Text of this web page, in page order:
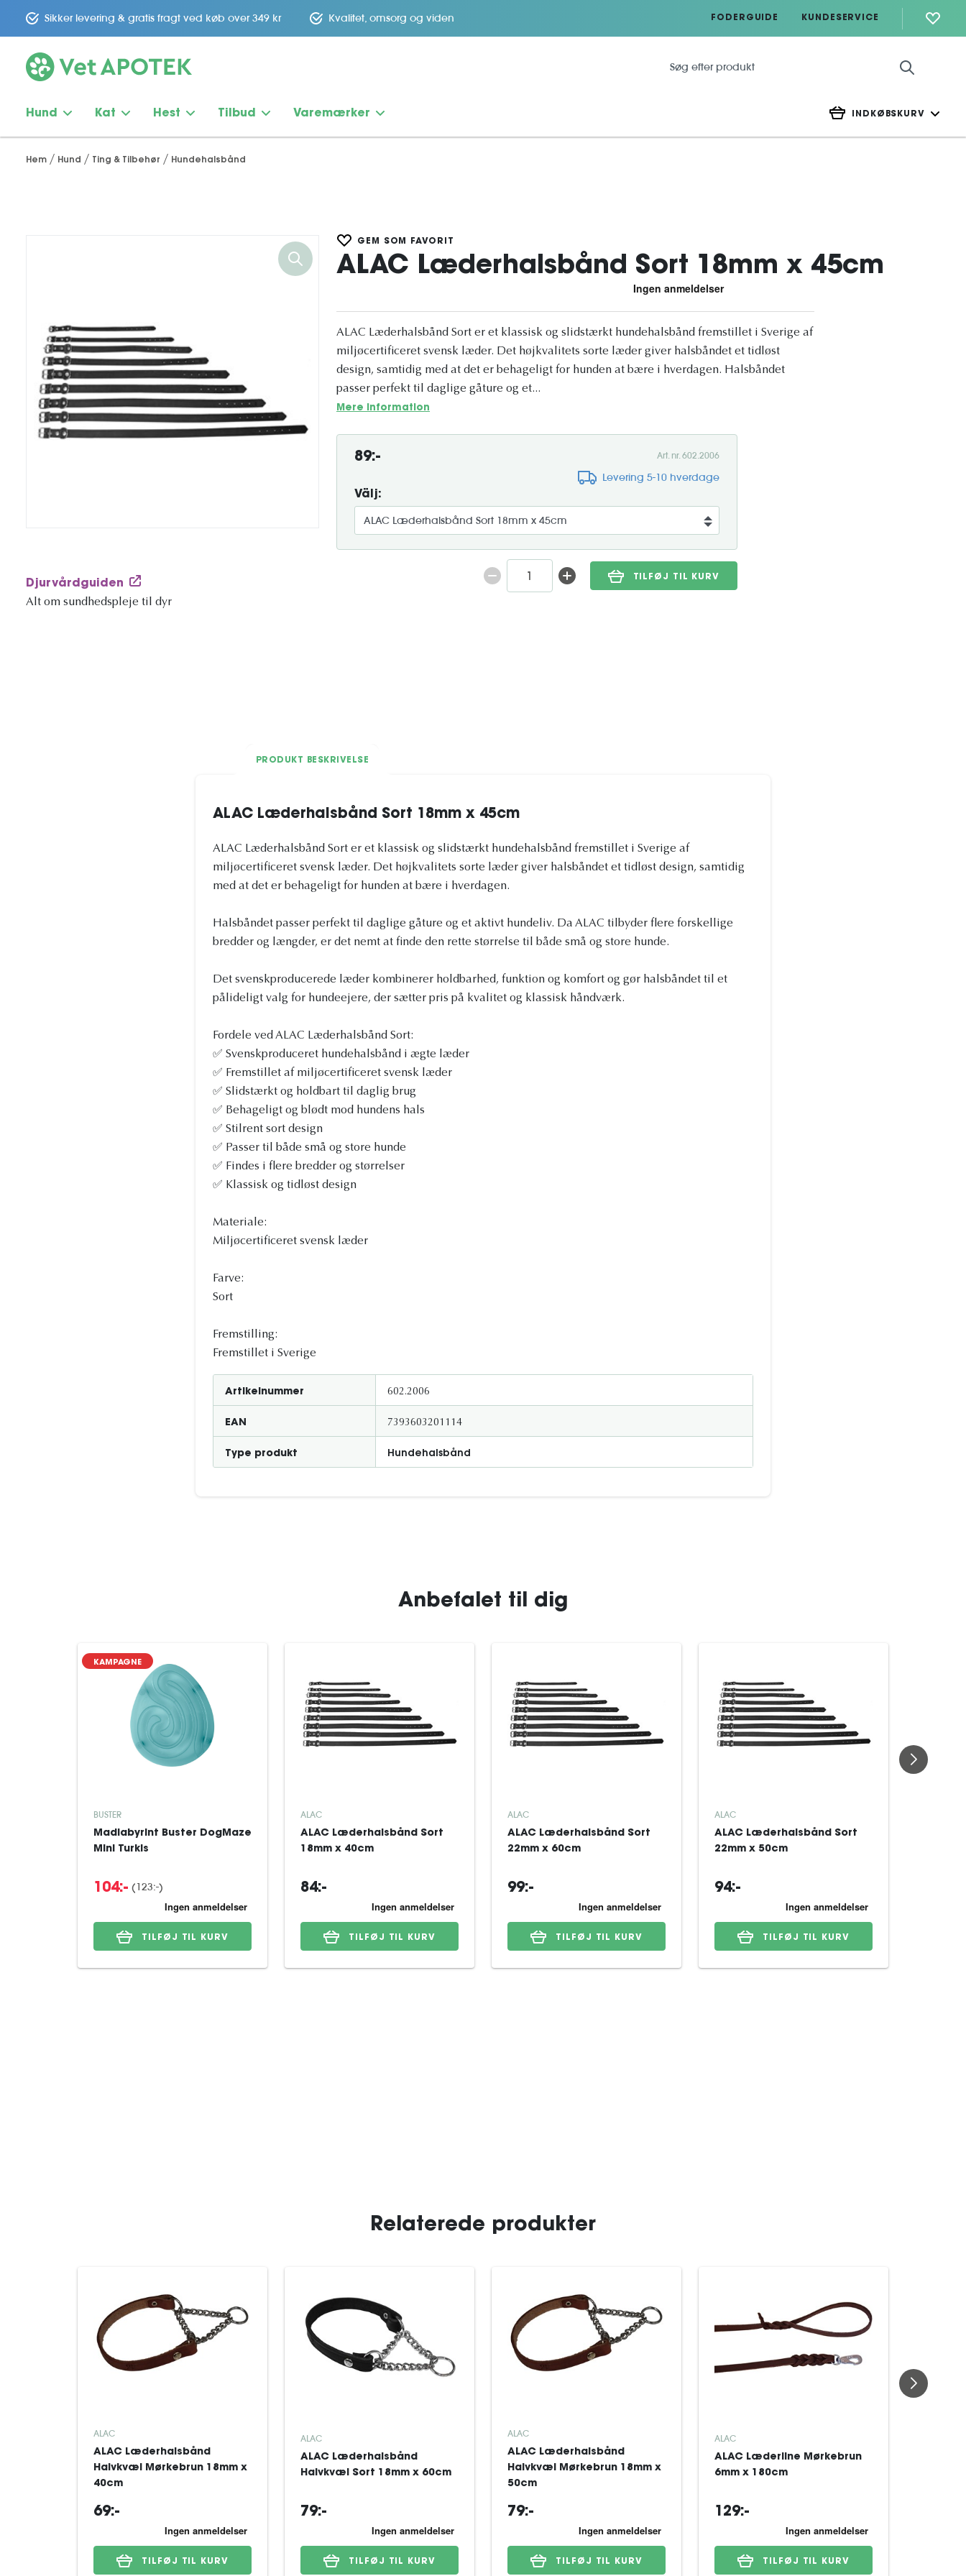
Sikker levering & gratis fragt ved køb over 349 kr Kvalitet, omsorg og viden FODERGUIDE KUNDESERVICE
Hund Kat Hest Tilbud Varemærker INDKØBSKURV
Hem Hund Ting & Tilbehør Hundehalsbånd
Djurvårdguiden
Alt om sundhedspleje til dyr
GEM SOM FAVORIT
ALAC Læderhalsbånd Sort 18mm x 45cm
ALAC Læderhalsbånd Sort er et klassisk og slidstærkt hundehalsbånd fremstillet i Sverige af
miljøcertificeret svensk læder. Det højkvalitets sorte læder giver halsbåndet et tidløst
design, samtidig med at det er behageligt for hunden at bære i hverdagen. Halsbåndet
passer perfekt til daglige gåture og et...
Mere information
89:- Art. nr. 602.2006
Levering 5-10 hverdage
Välj:
TILFØJ TIL KURV
PRODUKT BESKRIVELSE
ALAC Læderhalsbånd Sort 18mm x 45cm
ALAC Læderhalsbånd Sort er et klassisk og slidstærkt hundehalsbånd fremstillet i Sverige af
miljøcertificeret svensk læder. Det højkvalitets sorte læder giver halsbåndet et tidløst design, samtidig
med at det er behageligt for hunden at bære i hverdagen.
Halsbåndet passer perfekt til daglige gåture og et aktivt hundeliv. Da ALAC tilbyder flere forskellige
bredder og længder, er det nemt at finde den rette størrelse til både små og store hunde.
Det svenskproducerede læder kombinerer holdbarhed, funktion og komfort og gør halsbåndet til et
pålideligt valg for hundeejere, der sætter pris på kvalitet og klassisk håndværk.
Fordele ved ALAC Læderhalsbånd Sort:
✅ Svenskproduceret hundehalsbånd i ægte læder
✅ Fremstillet af miljøcertificeret svensk læder
✅ Slidstærkt og holdbart til daglig brug
✅ Behageligt og blødt mod hundens hals
✅ Stilrent sort design
✅ Passer til både små og store hunde
✅ Findes i flere bredder og størrelser
✅ Klassisk og tidløst design
Materiale:
Miljøcertificeret svensk læder
Farve:
Sort
Fremstilling:
Fremstillet i Sverige
Artikelnummer 602.2006
EAN 7393603201114
Type produkt Hundehalsbånd
Anbefalet til dig
KAMPAGNE
BUSTER
Madlabyrint Buster DogMaze
Mini Turkis
104:- (123:-)
TILFØJ TIL KURV
ALAC
ALAC Læderhalsbånd Sort
18mm x 40cm
84:-
TILFØJ TIL KURV
ALAC
ALAC Læderhalsbånd Sort
22mm x 60cm
99:-
TILFØJ TIL KURV
ALAC
ALAC Læderhalsbånd Sort
22mm x 50cm
94:-
TILFØJ TIL KURV
Relaterede produkter
ALAC
ALAC Læderhalsbånd
Halvkvæl Mørkebrun 18mm x
40cm
69:-
TILFØJ TIL KURV
ALAC
ALAC Læderhalsbånd
Halvkvæl Sort 18mm x 60cm
79:-
TILFØJ TIL KURV
ALAC
ALAC Læderhalsbånd
Halvkvæl Mørkebrun 18mm x
50cm
79:-
TILFØJ TIL KURV
ALAC
ALAC Læderline Mørkebrun
6mm x 180cm
129:-
TILFØJ TIL KURV